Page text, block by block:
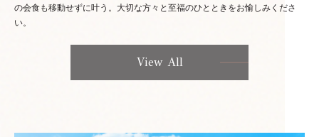
の会食も移動せずに叶う。大切な方々と至福のひとときをお愉しみくださ
い。
View All